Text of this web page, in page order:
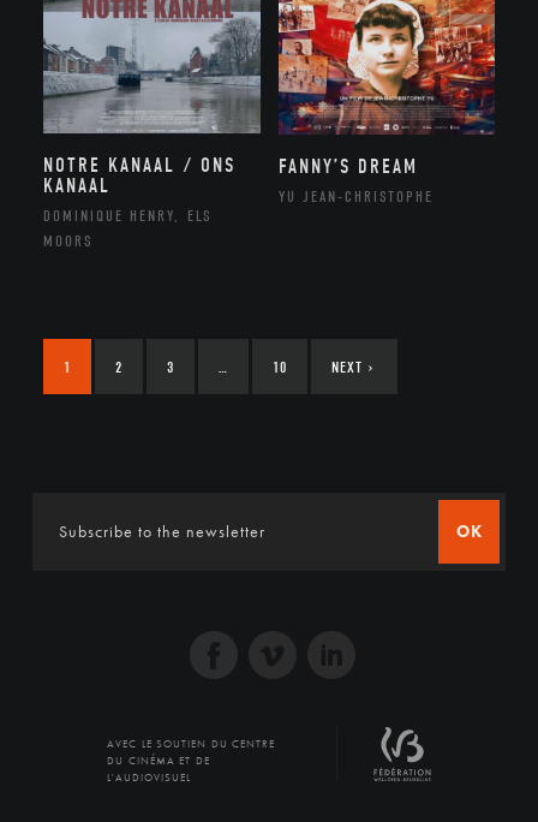
NOTRE KANAAL / ONS
KANAAL
DOMINIQUE HENRY, ELS
MOORS
FANNY’S DREAM
YU JEAN-CHRISTOPHE
1 2 3 10 NEXT ›
OK
AVEC LE SOUTIEN DU CENTRE
DU CINÉMA ET DE
L'AUDIOVISUEL